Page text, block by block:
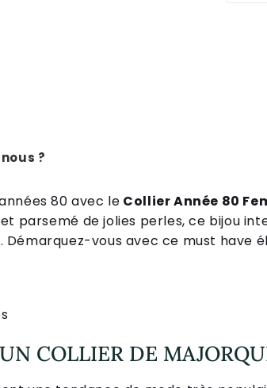
?
ées 80 avec le Collier Année 80
et parsemé de jolies perles, ce bijou int
. Démarquez-vous avec ce must have é
COLLIER DE